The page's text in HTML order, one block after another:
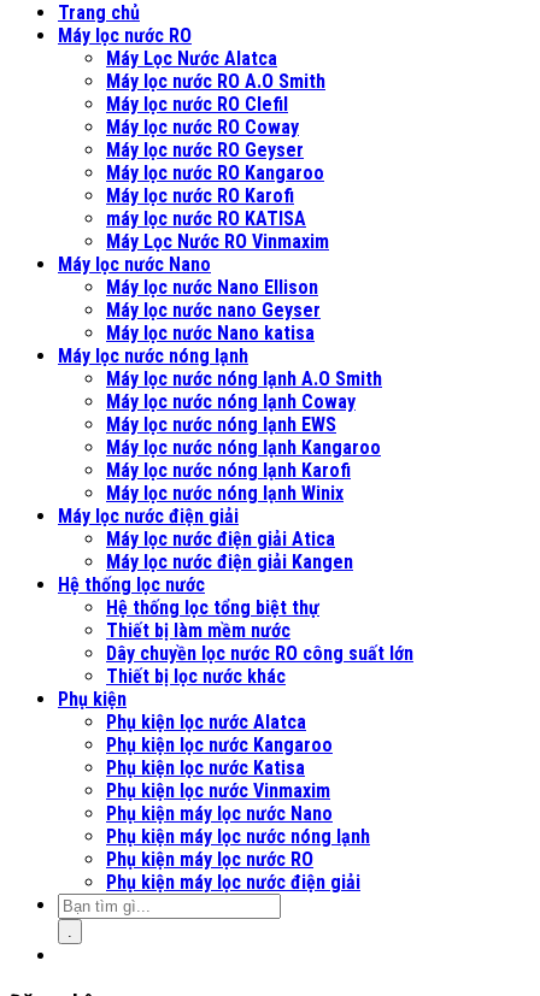
Trang chủ
Máy lọc nước RO
Máy Lọc Nước Alatca
Máy lọc nước RO A.O Smith
Máy lọc nước RO Clefil
Máy lọc nước RO Coway
Máy lọc nước RO Geyser
Máy lọc nước RO Kangaroo
Máy lọc nước RO Karofi
máy lọc nước RO KATISA
Máy Lọc Nước RO Vinmaxim
Máy lọc nước Nano
Máy lọc nước Nano Ellison
Máy lọc nước nano Geyser
Máy lọc nước Nano katisa
Máy lọc nước nóng lạnh
Máy lọc nước nóng lạnh A.O Smith
Máy lọc nước nóng lạnh Coway
Máy lọc nước nóng lạnh EWS
Máy lọc nước nóng lạnh Kangaroo
Máy lọc nước nóng lạnh Karofi
Máy lọc nước nóng lạnh Winix
Máy lọc nước điện giải
Máy lọc nước điện giải Atica
Máy lọc nước điện giải Kangen
Hệ thống lọc nước
Hệ thống lọc tổng biệt thự
Thiết bị làm mềm nước
Dây chuyền lọc nước RO công suất lớn
Thiết bị lọc nước khác
Phụ kiện
Phụ kiện lọc nước Alatca
Phụ kiện lọc nước Kangaroo
Phụ kiện lọc nước Katisa
Phụ kiện lọc nước Vinmaxim
Phụ kiện máy lọc nước Nano
Phụ kiện máy lọc nước nóng lạnh
Phụ kiện máy lọc nước RO
Phụ kiện máy lọc nước điện giải
.